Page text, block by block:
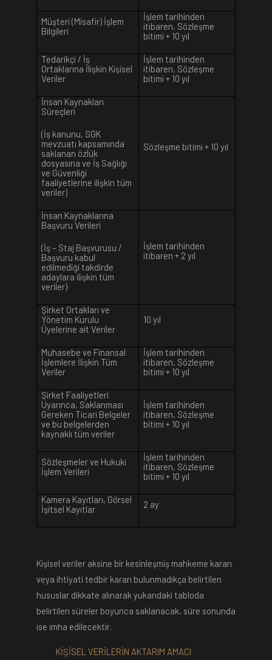
Müşteri (Misafir) İşlem
Bilgileri
İşlem tarihinden
itibaren, Sözleşme
bitimi + 10 yıl
Tedarikçi / İş
Ortaklarına İlişkin Kişisel
Veriler
İşlem tarihinden
itibaren, Sözleşme
bitimi + 10 yıl
İnsan Kaynakları
Süreçleri
(İş kanunu, SGK
mevzuatı kapsamında
saklanan özlük
dosyasına ve İş Sağlığı
ve Güvenliği
faaliyetlerine ilişkin tüm
veriler)
Sözleşme bitimi + 10 yıl
İnsan Kaynaklarına
Başvuru Verileri
(İş – Staj Başvurusu /
Başvuru kabul
edilmediği takdirde
adaylara ilişkin tüm
veriler)
İşlem tarihinden
itibaren + 2 yıl
Şirket Ortakları ve
Yönetim Kurulu
Üyelerine ait Veriler
10 yıl
Muhasebe ve Finansal
İşlemlere İlişkin Tüm
Veriler
İşlem tarihinden
itibaren, Sözleşme
bitimi + 10 yıl
Şirket Faaliyetleri
Uyarınca, Saklanması
Gereken Ticari Belgeler
ve bu belgelerden
kaynaklı tüm veriler
İşlem tarihinden
itibaren, Sözleşme
bitimi + 10 yıl
Sözleşmeler ve Hukuki
İşlem Verileri
İşlem tarihinden
itibaren, Sözleşme
bitimi + 10 yıl
Kamera Kayıtları, Görsel
İşitsel Kayıtlar
2 ay
Kişisel veriler aksine bir kesinleşmiş mahkeme kararı
veya ihtiyati tedbir kararı bulunmadıkça belirtilen
hususlar dikkate alınarak yukarıdaki tabloda
belirtilen süreler boyunca saklanacak, süre sonunda
ise imha edilecektir.
KİŞİSEL VERİLERİN AKTARIM AMACI